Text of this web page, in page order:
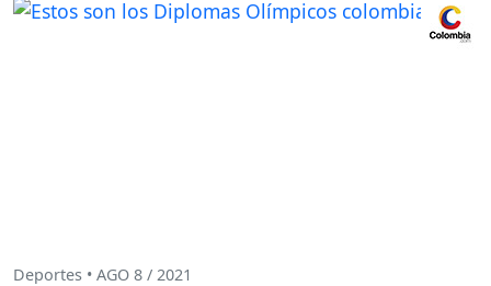
Deportes • AGO 8 / 2021